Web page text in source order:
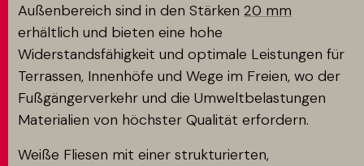
Außenbereich sind in den Stärken 20 mm
erhältlich und bieten eine hohe
Widerstandsfähigkeit und optimale Leistungen für
Terrassen, Innenhöfe und Wege im Freien, wo der
Fußgängerverkehr und die Umweltbelastungen
Materialien von höchster Qualität erfordern.
Weiße Fliesen mit einer strukturierten,